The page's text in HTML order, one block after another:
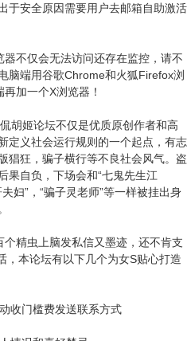
于安全原因需要用户去邮箱自助激活
不仅会无法访问还存在监控，请不
脑端用谷歌Chrome和火狐Firefox浏
加一个X浏览器！
胡姬论坛不仅是优质原创作者和高
定义社会运行规则的一个起点，有志
猖狂，骗子横行等不良社会风气。盗
果自负，下场会和“七鬼先生江
妇”，“骗子灵老师”等一样被挂出身
精虫上脑发私信又墨迹，还不肯支
，本论坛有以下几个为女S贴心打造
收门槛费发送联系方式